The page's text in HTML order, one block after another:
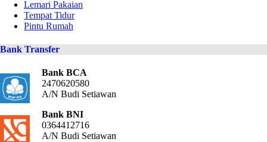
Lemari Pakaian
Tempat Tidur
Pintu Rumah
Bank Transfer
Bank BCA
2470620580
A/N Budi Setiawan
Bank BNI
0364412716
A/N Budi Setiawan